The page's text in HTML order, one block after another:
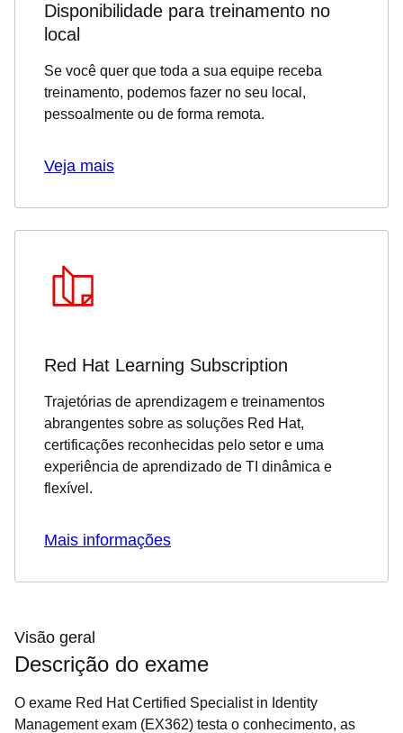
Visão geral
Descrição do exame
O exame Red Hat Certified Specialist in Identity
Management exam (EX362) testa o conhecimento, as
Disponibilidade para treinamento no
local
Se você quer que toda a sua equipe receba
treinamento, podemos fazer no seu local,
pessoalmente ou de forma remota.
Veja mais
Red Hat Learning Subscription
Trajetórias de aprendizagem e treinamentos
abrangentes sobre as soluções Red Hat,
certificações reconhecidas pelo setor e uma
experiência de aprendizado de TI dinâmica e
flexível.
Mais informações